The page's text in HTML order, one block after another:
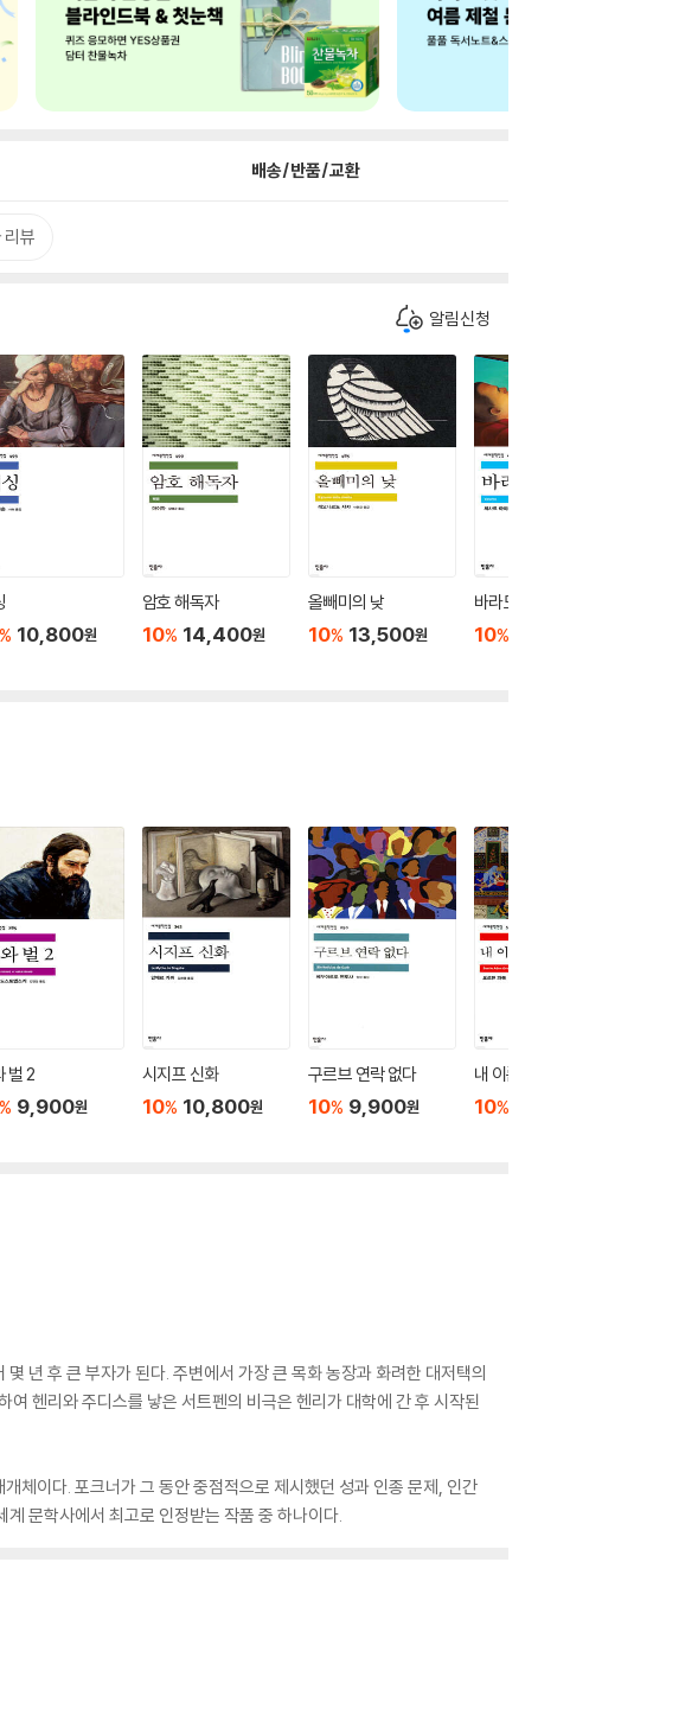
배송/반품/교환
리뷰
알림신청
% 10,800원
암호 해독자
10% 14,400원
올빼미의 낮
10% 13,500원
바라모
10%
벌 2
% 9,900원
시지프 신화
10% 10,800원
구르브 연락 없다
10% 9,900원
내 이름은 빨강 1
10%
년 후 큰 부자가 된다. 주변에서 가장 큰 목화 농장과 화려한 대저택의
헨리와 주디스를 낳은 서트펜의 비극은 헨리가 대학에 간 후 시작된
체이다. 포크너가 그 동안 중점적으로 제시했던 성과 인종 문제, 인간
문학사에서 최고로 인정받는 작품 중 하나이다.